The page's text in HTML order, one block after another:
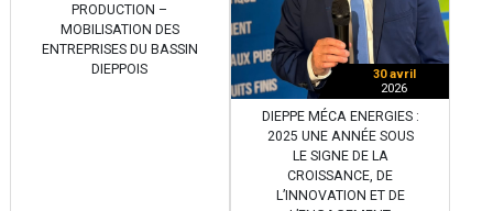
PRODUCTION –
MOBILISATION DES
ENTREPRISES DU BASSIN
DIEPPOIS
30 avril
2026
DIEPPE MÉCA ENERGIES :
2025 UNE ANNÉE SOUS
LE SIGNE DE LA
CROISSANCE, DE
L’INNOVATION ET DE